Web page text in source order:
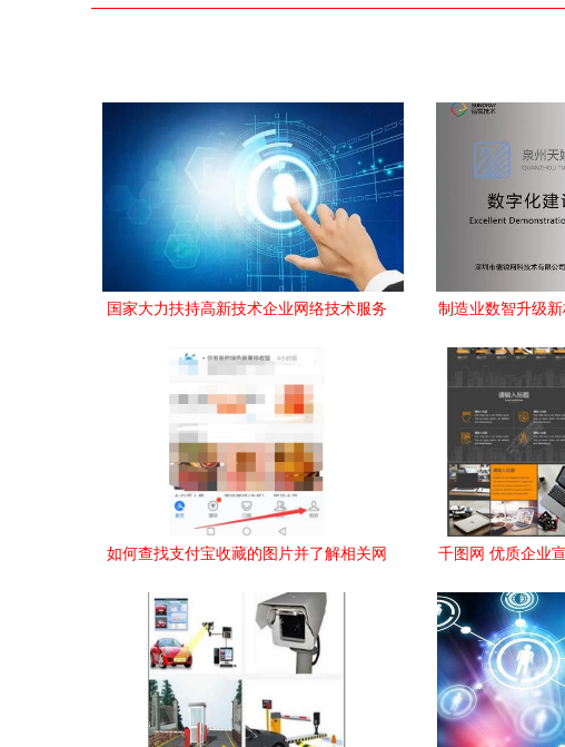
国家大力扶持高新技术企业网络技术服务
制造业数智升级
如何查找支付宝收藏的图片并了解相关网
千图网 优质企业